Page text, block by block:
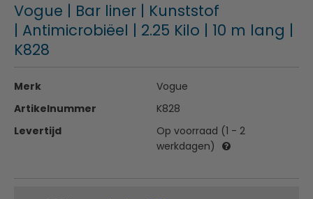
Vogue | Bar liner | Kunststof
| Antimicrobiëel | 2.25 Kilo | 10 m lang |
K828
Merk
Vogue
Artikelnummer
K828
Levertijd
Op voorraad (1 - 2
werkdagen)